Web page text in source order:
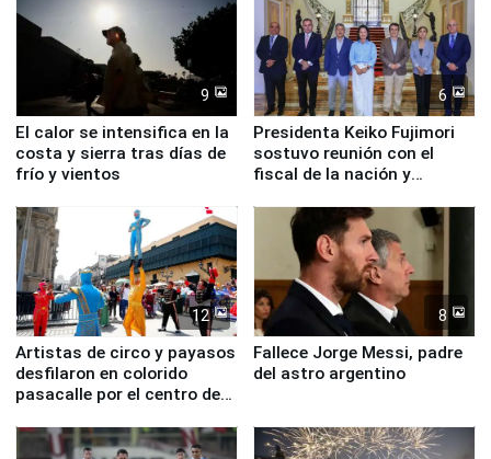
9
El calor se intensifica en la
costa y sierra tras días de
frío y vientos
6
Presidenta Keiko Fujimori
sostuvo reunión con el
fiscal de la nación y
12
Artistas de circo y payasos
desfilaron en colorido
pasacalle por el centro de
8
Fallece Jorge Messi, padre
del astro argentino